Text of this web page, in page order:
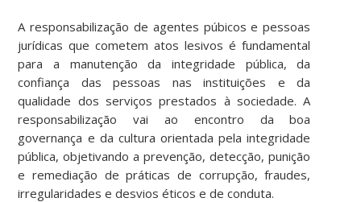
A responsabilização de agentes púbicos e pessoas
jurídicas que cometem atos lesivos é fundamental
para a manutenção da integridade pública, da
confiança das pessoas nas instituições e da
qualidade dos serviços prestados à sociedade. A
responsabilização vai ao encontro da boa
governança e da cultura orientada pela integridade
pública, objetivando a prevenção, detecção, punição
e remediação de práticas de corrupção, fraudes,
irregularidades e desvios éticos e de conduta.